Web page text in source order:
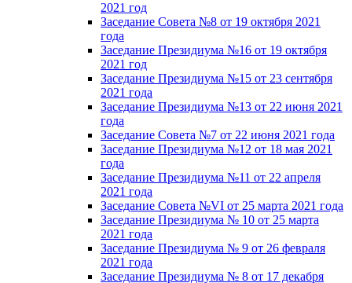
2021 год
Заседание Совета №8 от 19 октября 2021
года
Заседание Президиума №16 от 19 октября
2021 год
Заседание Президиума №15 от 23 сентября
2021 года
Заседание Президиума №13 от 22 июня 2021
года
Заседание Совета №7 от 22 июня 2021 года
Заседание Президиума №12 от 18 мая 2021
года
Заседание Президиума №11 от 22 апреля
2021 года
Заседание Совета №VI от 25 марта 2021 года
Заседание Президиума № 10 от 25 марта
2021 года
Заседание Президиума № 9 от 26 февраля
2021 года
Заседание Президиума № 8 от 17 декабря